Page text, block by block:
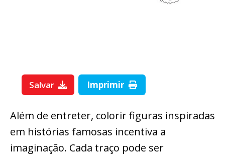
Salvar Imprimir
Além de entreter, colorir figuras inspiradas
em histórias famosas incentiva a
imaginação. Cada traço pode ser